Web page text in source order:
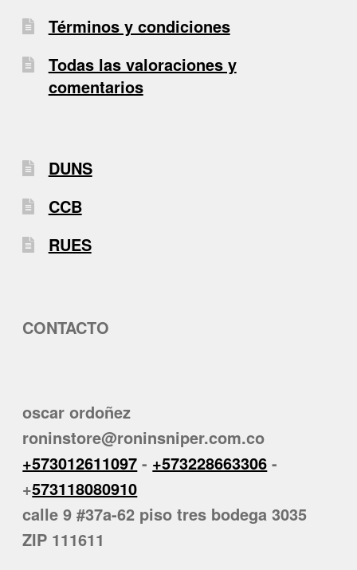
Términos y condiciones
Todas las valoraciones y
comentarios
DUNS
CCB
RUES
CONTACTO
oscar ordoñez
roninstore@roninsniper.com.co
+573012611097 - +573228663306 -
+573118080910
calle 9 #37a-62 piso tres bodega 3035
ZIP 111611